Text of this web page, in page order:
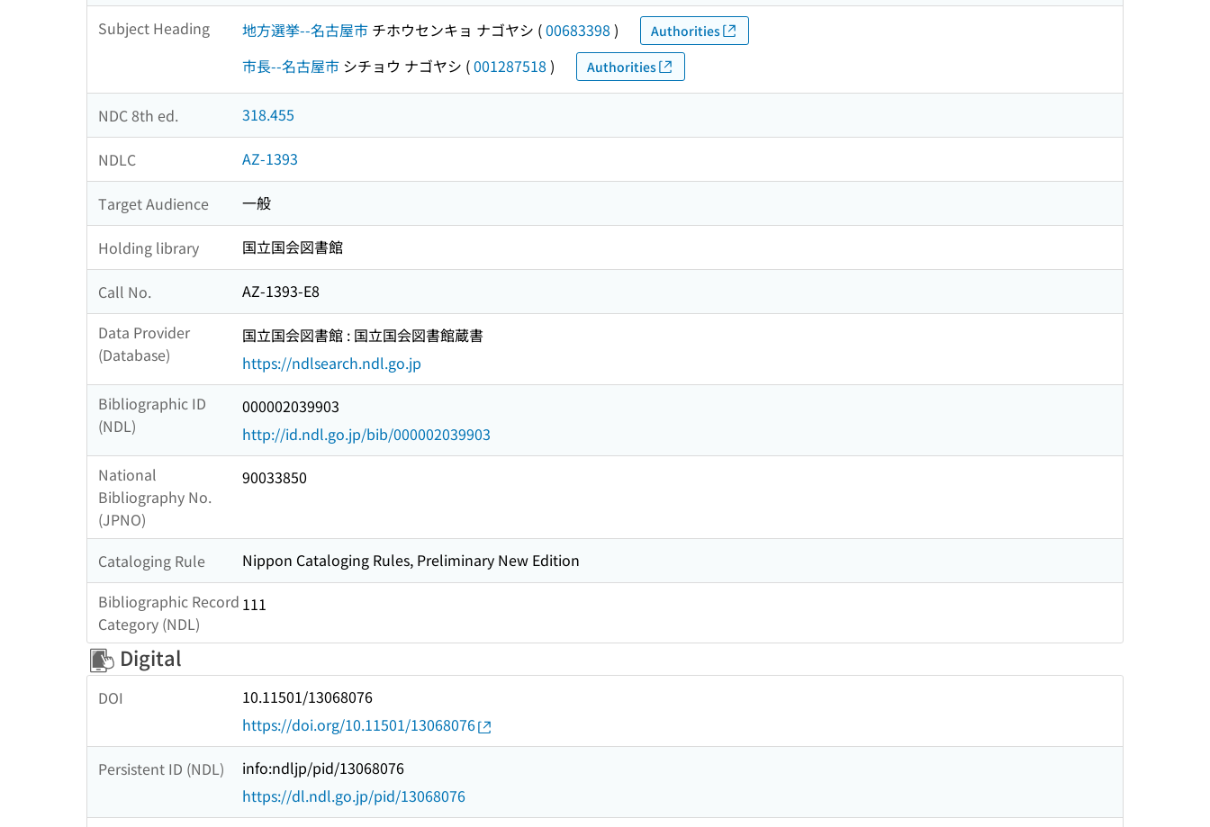
Subject Heading 地方選挙--名古屋市 チホウセンキョ ナゴヤシ (00683398 ) Authorities
市長--名古屋市 シチョウ ナゴヤシ (001287518 ) Authorities
NDC 8th ed. 318.455
NDLC AZ-1393
Target Audience 一般
Holding library 国立国会図書館
Call No.
AZ-1393-E8
Data Provider
(Database)
国立国会図書館 : 国立国会図書館蔵書
https://ndlsearch.ndl.go.jp
Bibliographic ID
(NDL)
000002039903
http://id.ndl.go.jp/bib/000002039903
National
Bibliography No.
(JPNO)
90033850
Cataloging Rule
Nippon Cataloging Rules, Preliminary New Edition
Bibliographic Record
Category (NDL)
111
Digital
DOI
10.11501/13068076
https://doi.org/10.11501/13068076
Persistent ID (NDL)
info:ndljp/pid/13068076
https://dl.ndl.go.jp/pid/13068076